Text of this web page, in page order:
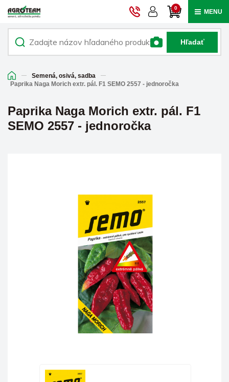
0 MENU
Hľadať
Semená, osivá, sadba
Paprika Naga Morich extr. pál. F1 SEMO 2557 - jednoročka
Paprika Naga Morich extr. pál. F1
SEMO 2557 - jednoročka